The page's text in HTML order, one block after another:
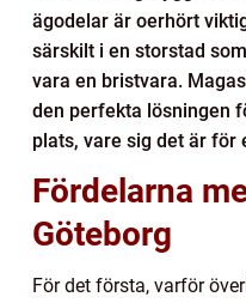
ägodelar är oerhört
särskilt i en storstad
vara en bristvara.
den perfekta lösningen
plats, vare sig det är för
Fördelarna
Göteborg
För det första, varför